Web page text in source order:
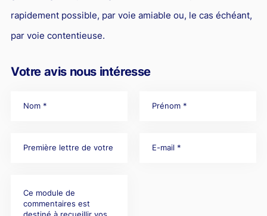
rapidement possible, par voie amiable ou, le cas échéant,
par voie contentieuse.
Votre avis nous intéresse